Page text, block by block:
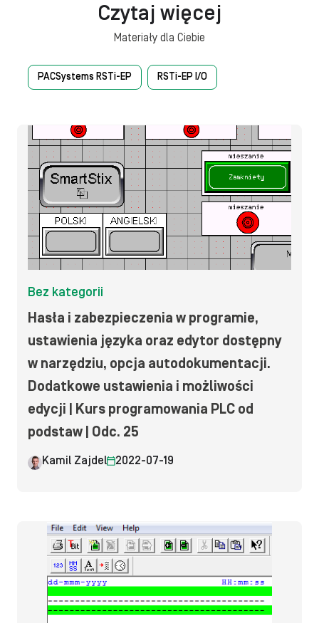
Czytaj więcej
Materiały dla Ciebie
PACSystems RSTi-EP RSTi-EP I/O
Bez kategorii
Hasła i zabezpieczenia w programie,
ustawienia języka oraz edytor dostępny
w narzędziu, opcja autodokumentacji.
Dodatkowe ustawienia i możliwości
edycji | Kurs programowania PLC od
podstaw | Odc. 25
Kamil Zajdel 2022-07-19